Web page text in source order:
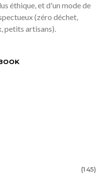
éthique, et d'un mode de
(zéro déchet,
petits artisans).
(145)